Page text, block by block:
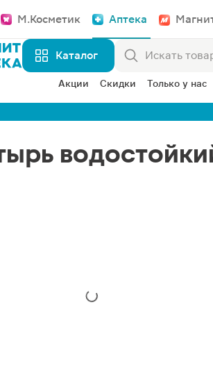
М.Косметик Аптека
Каталог
Акции Скидки Только у нас